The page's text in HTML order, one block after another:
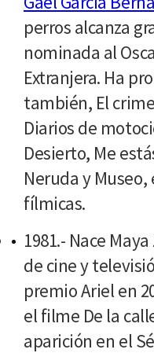
perros alcanza
nominada al
Extranjera. Ha
también, El
Diarios de
Desierto, Me
Neruda y
fílmicas.
1981.- Nace
de cine y
premio Ariel en
el filme De la
aparición en el